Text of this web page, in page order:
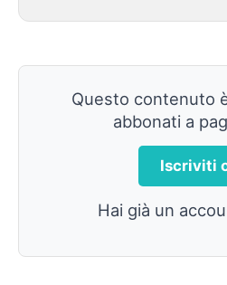
Questo contenuto
abbonati a
Iscriviti
Hai già un